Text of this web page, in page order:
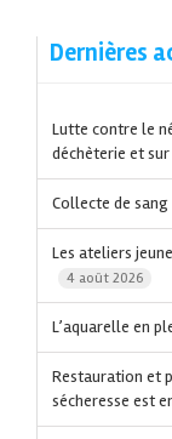
Dernières
​Lutte contre le
déchèterie et
Collecte de sang
Les ateliers
4 août 2026
L’aquarelle en
Restauration et
sécheresse est